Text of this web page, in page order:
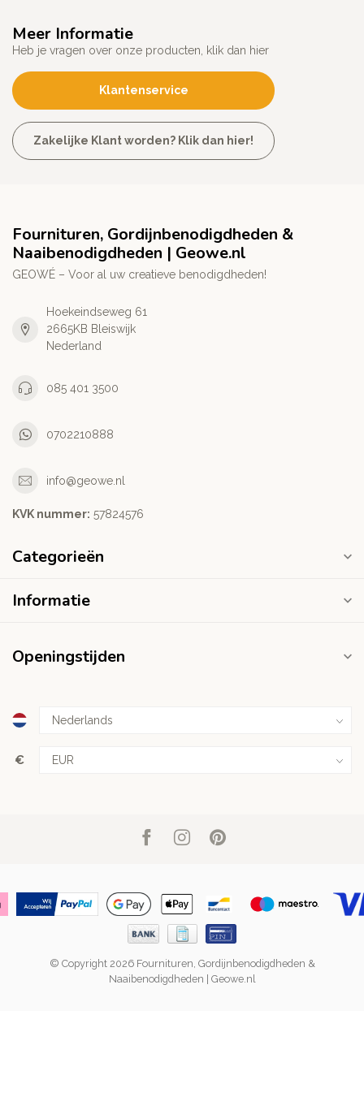
Meer Informatie
Heb je vragen over onze producten, klik dan hier
Klantenservice
Zakelijke Klant worden? Klik dan hier!
Fournituren, Gordijnbenodigdheden &
Naaibenodigdheden | Geowe.nl
GEOWÉ – Voor al uw creatieve benodigdheden!
Hoekeindseweg 61
2665KB Bleiswijk
Nederland
085 401 3500
0702210888
info@geowe.nl
KVK nummer: ‭57824576‬
Categorieën
Informatie
Openingstijden
€
© Copyright 2026 Fournituren, Gordijnbenodigdheden &
Naaibenodigdheden | Geowe.nl